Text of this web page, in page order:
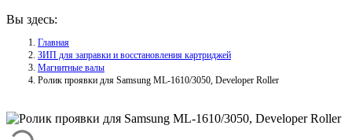
Вы здесь:
Главная
ЗИП для заправки и восстановления картриджей
Магнитные валы
Ролик проявки для Samsung ML-1610/3050, Developer Roller